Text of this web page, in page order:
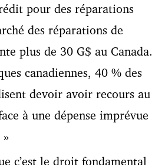
pour des réparations
des réparations de
plus de 30 G$ au Canada.
canadiennes, 40 % des
devoir avoir recours au
à une dépense imprévue
c’est le droit fondamental